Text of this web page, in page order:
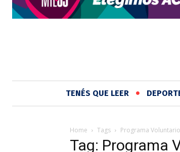
TENÉS QUE LEER
Home Tags Programa
Tag: Programa